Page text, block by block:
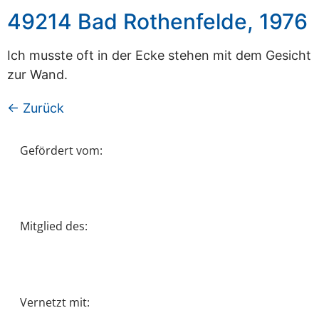
49214 Bad Rothenfelde, 1976
Ich musste oft in der Ecke stehen mit dem Gesicht
zur Wand.
← Zurück
Gefördert vom:
Mitglied des:
Vernetzt mit: